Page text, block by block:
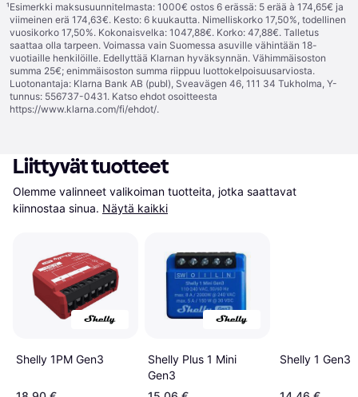
¹Esimerkki maksusuunnitelmasta: 1000€ ostos 6 erässä: 5 erää à 174,65€ ja
viimeinen erä 174,63€. Kesto: 6 kuukautta. Nimelliskorko 17,50%, todellinen
vuosikorko 17,50%. Kokonaisvelka: 1047,88€. Korko: 47,88€. Talletus
saattaa olla tarpeen. Voimassa vain Suomessa asuville vähintään 18-
vuotiaille henkilöille. Edellyttää Klarnan hyväksynnän. Vähimmäisoston
summa 25€; enimmäisoston summa riippuu luottokelpoisuusarviosta.
Luotonantaja: Klarna Bank AB (publ), Sveavägen 46, 111 34 Tukholma, Y-
tunnus: 556737-0431. Katso ehdot osoitteesta
https://www.klarna.com/fi/ehdot/.
Liittyvät tuotteet
Olemme valinneet valikoiman tuotteita, jotka saattavat
kiinnostaa sinua. Näytä kaikki
Shelly 1PM Gen3
Shelly Plus 1 Mini
Gen3
Shelly 1 Gen3